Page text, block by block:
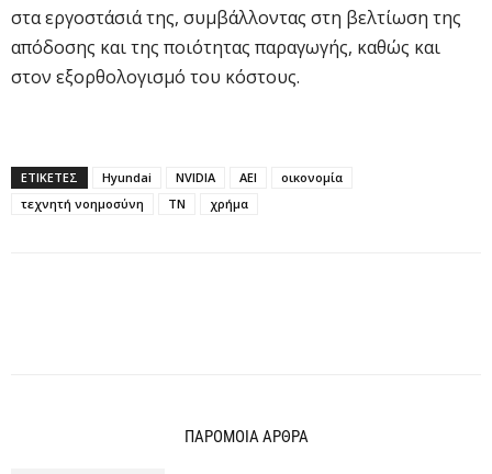
στα εργοστάσιά της, συμβάλλοντας στη βελτίωση της
απόδοσης και της ποιότητας παραγωγής, καθώς και
στον εξορθολογισμό του κόστους.
ΕΤΙΚΕΤΕΣ Hyundai NVIDIA ΑΕΙ
οικονομία
τεχνητή νοημοσύνη
ΤΝ χρήμα
ΠΑΡΟΜΟΙΑ ΑΡΘΡΑ